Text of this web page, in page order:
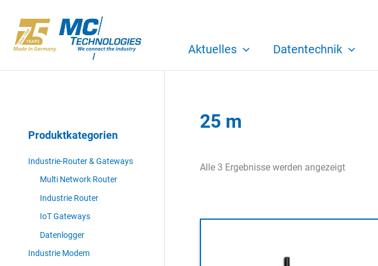
Inhalt
springen
Aktuelles Datentechnik
Produktkategorien
Industrie-Router & Gateways
Multi Network Router
Industrie Router
IoT Gateways
Datenlogger
Industrie Modem
25 m
Alle 3 Ergebnisse werden angezeigt